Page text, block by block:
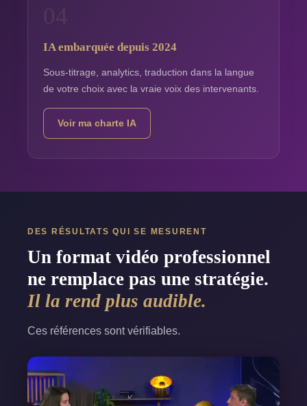
IA embarquée depuis 2024
Sous-titrage, analytics, traduction dans la langue
de votre choix avec la vraie voix des intervenants.
Voir ma charte IA
DES RÉSULTATS QUI SE MESURENT
Un format vidéo professionnel
ne remplace pas une stratégie.
Il la rend plus audible.
Ces références sont vérifiables.